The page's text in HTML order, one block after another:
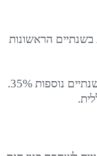
לא פעילה תוכל לקבל 50% נכות בשנתיים הראשונות
(ב) בתום השנתיים הראשונות תוכל לקבל למשך שנתיים נוספות 35%.